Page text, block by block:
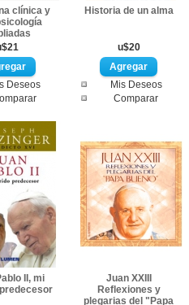
clínica y
Deseos
Historia de un alma
u$20
Mis Deseos
Comparar
II, mi
Juan XXIII
Reflexiones y
plegarias del "Papa